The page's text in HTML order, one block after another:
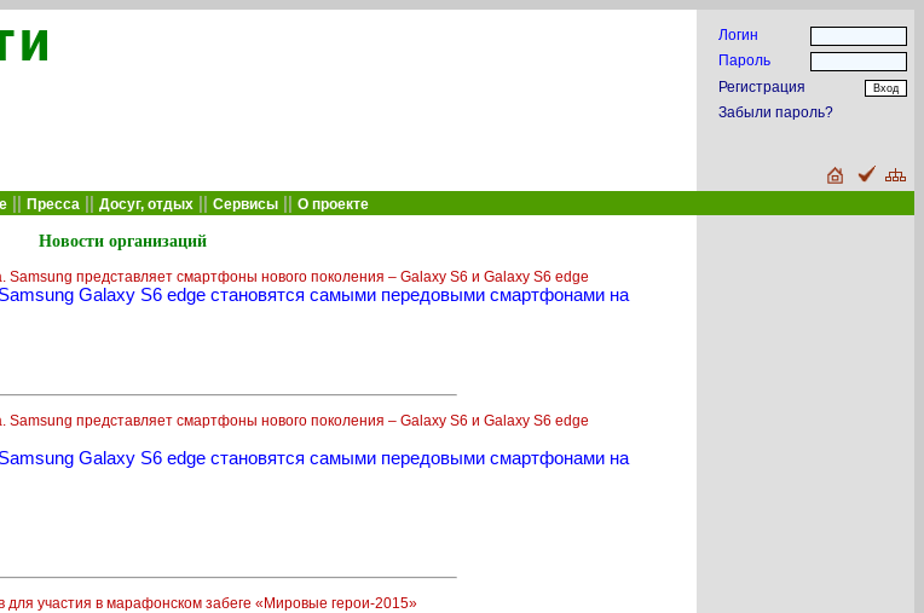
Новости организаций
Samsung представляет смартфоны нового поколения – Galaxy S6 и Galaxy S6 edge
Galaxy S6 edge становятся самыми передовыми смартфонами на
Samsung представляет смартфоны нового поколения – Galaxy S6 и Galaxy S6 edge
Galaxy S6 edge становятся самыми передовыми смартфонами на
участия в марафонском забеге «Мировые герои-2015»
Логин
Пароль
Регистрация
Забыли пароль?
Пресса Досуг, отдых Сервисы О проекте